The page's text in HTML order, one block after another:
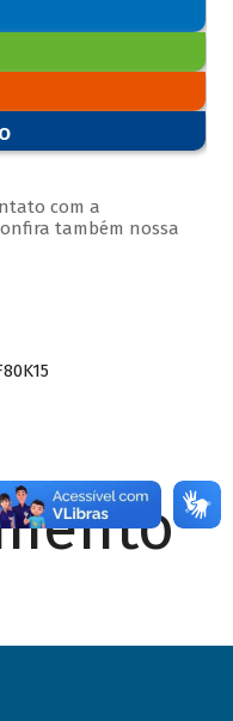
com a
também nossa